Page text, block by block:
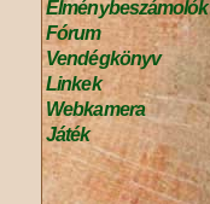
Élménybeszámolók
Fórum
Vendégkönyv
Linkek
Webkamera
Játék